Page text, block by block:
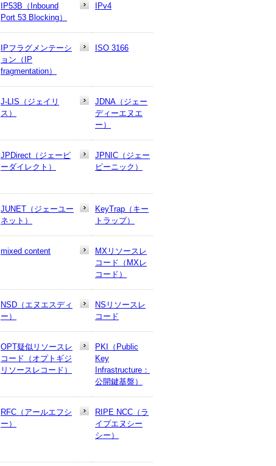
IP53B（Inbound
Port 53 Blocking）
IPv4
IPフラグメンテーシ
ョン（IP
fragmentation）
ISO 3166
J-LIS（ジェイリ
ス）
JDNA（ジェー
ディーエヌエ
ー）
JPDirect（ジェーピ
ーダイレクト）
JPNIC（ジェー
ピーニック）
JUNET（ジェーユー
ネット）
KeyTrap（キー
トラップ）
mixed content
MXリソースレ
コード（MXレ
コード）
NSD（エヌエスディ
ー）
NSリソースレ
コード
OPT疑似リソースレ
コード（オプトギジ
リソースレコード）
PKI（Public
Key
Infrastructure：
公開鍵基盤）
RFC（アールエフシ
ー）
RIPE NCC（ラ
イプエヌシー
シー）